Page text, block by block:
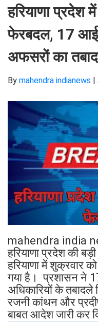
हरियाणा प्रदेश
फेरबदल, 17
अफसरों का
By mahendra indianews
mahendra india
हरियाणा प्रदेश की
हरियाणा में शुक्रवार
गया है। प्रशासन ने
अधिकारियों के
रजनी कांथन और
बाबत आदेश जारी कर